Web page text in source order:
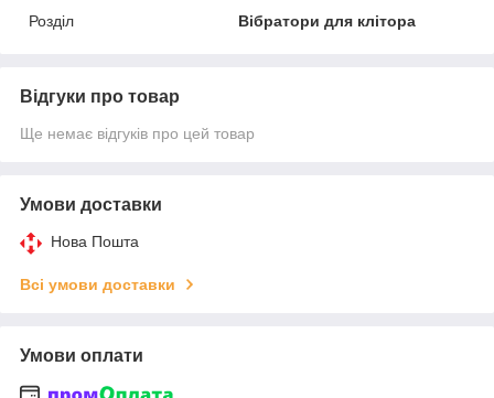
Розділ
Вібратори для клітора
Відгуки про товар
Ще немає відгуків про цей товар
Умови доставки
Нова Пошта
Всі умови доставки
Умови оплати